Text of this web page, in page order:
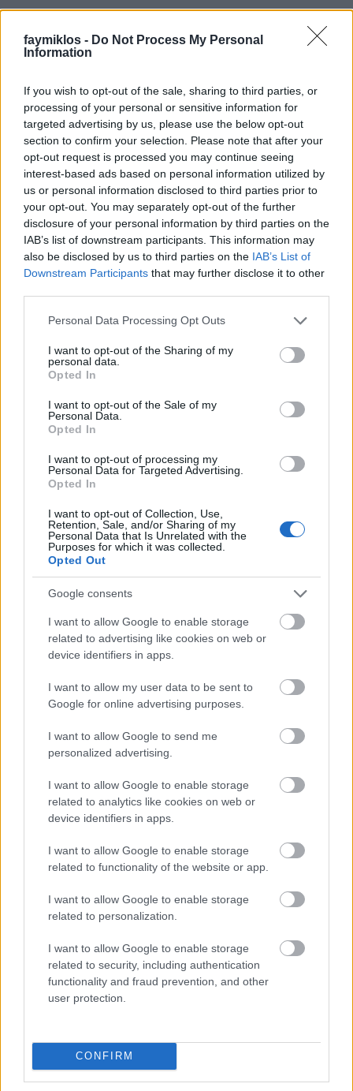
faymiklos - Do Not Process My Personal
Information
If you wish to opt-out of the sale, sharing to third parties, or
processing of your personal or sensitive information for
targeted advertising by us, please use the below opt-out
section to confirm your selection. Please note that after your
opt-out request is processed you may continue seeing
interest-based ads based on personal information utilized by
us or personal information disclosed to third parties prior to
your opt-out. You may separately opt-out of the further
disclosure of your personal information by third parties on the
IAB’s list of downstream participants. This information may
also be disclosed by us to third parties on the IAB’s List of
Downstream Participants that may further disclose it to other
Please note that this website/app uses one or more Google
not limited to your visit or usage behaviour. You may click to
grant or deny consent to Google and its third-party tags to
use your data for below specified purposes in below Google
consent section.
Personal Data Processing Opt Outs
I want to opt-out of the Sharing of my
personal data.
Opted In
I want to opt-out of the Sale of my
Personal Data.
Opted In
I want to opt-out of processing my
Personal Data for Targeted Advertising.
Opted In
I want to opt-out of Collection, Use,
Retention, Sale, and/or Sharing of my
Personal Data that Is Unrelated with the
Purposes for which it was collected.
Opted Out
Google consents
I want to allow Google to enable storage
related to advertising like cookies on web or
device identifiers in apps.
I want to allow my user data to be sent to
Google for online advertising purposes.
I want to allow Google to send me
personalized advertising.
I want to allow Google to enable storage
related to analytics like cookies on web or
device identifiers in apps.
I want to allow Google to enable storage
related to functionality of the website or app.
I want to allow Google to enable storage
related to personalization.
I want to allow Google to enable storage
related to security, including authentication
functionality and fraud prevention, and other
user protection.
CONFIRM
Is lust in action; and till action, lust.
Amennyire én látom, ez az utolsó fél sor nem is azt
jelenti, hogy "már előtte kéj", hanem hogy amíg tart,
addig kéj. És mintha az action maga sem bármilyen
tett volna, hanem közelebb áll ahhoz, amit ma
aktusnak mondunk, a szonett egésze mintha arról
szólna, amit régebben úgy mondtak, hogy "minden
állat szomorú közösülés után", de az egész szinte
elkerülhetetlen, mert ez a pokolba vezető út a
mennyországon át halad. Így persze már végképp
nincs köze a Macbeth-hoz, de nem ez a fő baj.
Hanem hogy nincs másik. Még mindig Szabó Lőrinc
Shakespeare-szonettjei a legélénkebbek, leginkább
rámutatna az ember, hogy te, ess már neki a
munkának, áhítja a magyar irodalom Shakespeare-t.
Hogy a fordítás, ami régebben megtermékenyítette
a magyar lírát, a nagy vagy nagyra tartott költőket
nem érdekli, nem bíbelődnek vele, csinálja csak,
akinek van kedve hozzá, nem méltó feladat. Lehet
erre az is a válasz, hogy úgyis meg kell tanulni
akkora kaland az, hogy "so are you to my thoughts
as food to life", mint a testnek a kenyér, meg ugyan,
szavalnak?
Ajánlott bejegyzések:
Parázspatájú
Fordítói felelősség
Szólj hozzá!
A hozzászóláshoz be kell lépned!